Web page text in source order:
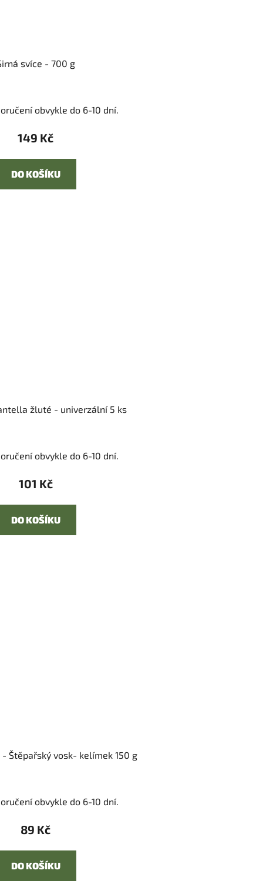
svíce - 700 g
obvykle do 6-10 dní.
149 Kč
DO KOŠÍKU
žluté - univerzální 5 ks
obvykle do 6-10 dní.
101 Kč
DO KOŠÍKU
Štěpařský vosk- kelímek 150 g
obvykle do 6-10 dní.
89 Kč
DO KOŠÍKU